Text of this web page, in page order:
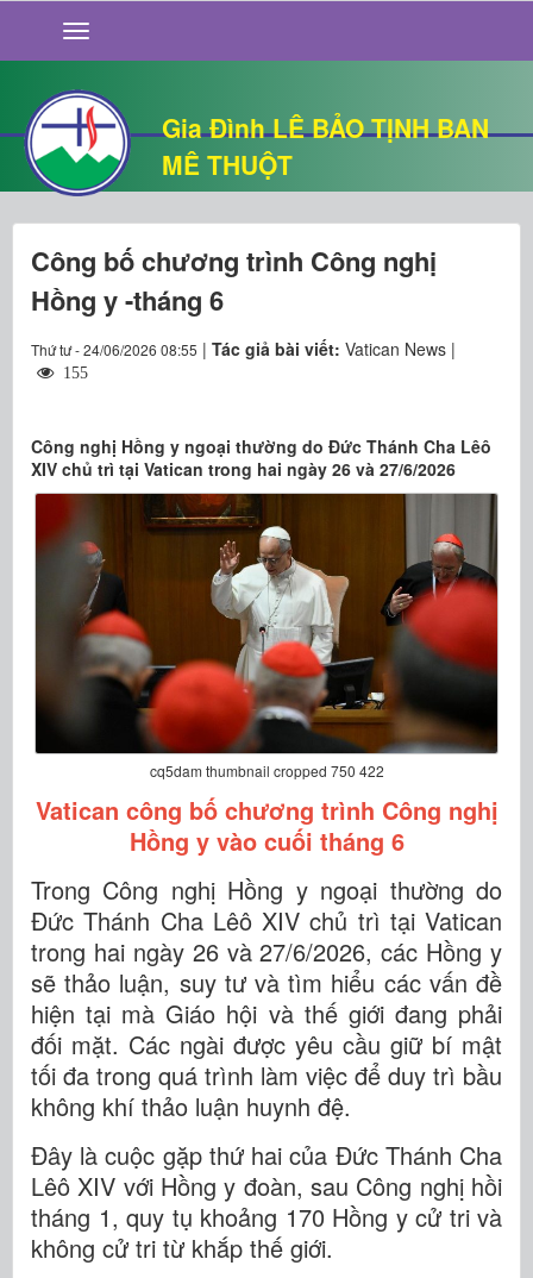
Gia Đình LÊ BẢO TỊNH BAN
MÊ THUỘT
GIỚI THIỆU
TIN TỨC
SỐNG ĐẠO
CHUYỆN NHÀ
QUÁN VĂN
THƯ GIÃN
Công bố chương trình Công nghị
Hồng y -tháng 6
Thứ tư - 24/06/2026 08:55 | Tác giả bài viết: Vatican News |
155
Công nghị Hồng y ngoại thường do Đức Thánh Cha Lêô
XIV chủ trì tại Vatican trong hai ngày 26 và 27/6/2026
cq5dam thumbnail cropped 750 422
Vatican công bố chương trình Công nghị
Hồng y vào cuối tháng 6
Trong Công nghị Hồng y ngoại thường do
Đức Thánh Cha Lêô XIV chủ trì tại Vatican
trong hai ngày 26 và 27/6/2026, các Hồng y
sẽ thảo luận, suy tư và tìm hiểu các vấn đề
hiện tại mà Giáo hội và thế giới đang phải
đối mặt. Các ngài được yêu cầu giữ bí mật
tối đa trong quá trình làm việc để duy trì bầu
không khí thảo luận huynh đệ.
Đây là cuộc gặp thứ hai của Đức Thánh Cha
Lêô XIV với Hồng y đoàn, sau Công nghị hồi
tháng 1, quy tụ khoảng 170 Hồng y cử tri và
không cử tri từ khắp thế giới.